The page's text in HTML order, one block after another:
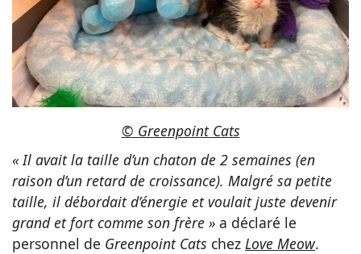
© Greenpoint Cats
« Il avait la taille d’un chaton de 2 semaines (en
raison d’un retard de croissance). Malgré sa petite
taille, il débordait d’énergie et voulait juste devenir
grand et fort comme son frère » a déclaré le
personnel de Greenpoint Cats chez Love Meow.